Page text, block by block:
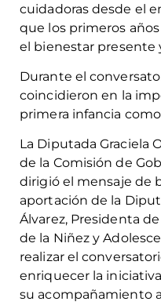
cuidadoras desde el
que los primeros
el bienestar presente
Durante el
coincidieron en la
primera infancia
La Diputada Graciela
de la Comisión de
dirigió el mensaje de
aportación de la
Álvarez, Presidenta
de la Niñez y
realizar el
enriquecer la
su acompañamiento